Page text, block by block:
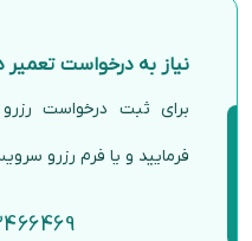
نیاز به درخواست تعمیر
برای ثبت درخواست
فرمایید و یا فرم رزرو